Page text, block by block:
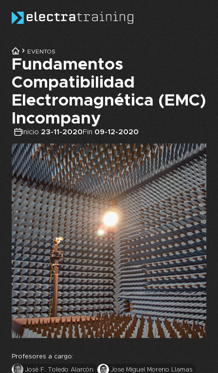
EVENTOS
Fundamentos
Compatibilidad
Electromagnética (EMC)
Incompany
Inicio 23-11-2020Fin 09-12-2020
Profesores a cargo:
José F. Toledo Alarcón
Jose Miguel Moreno Llamas